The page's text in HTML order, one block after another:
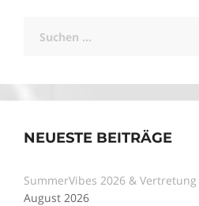
nach:
NEUESTE BEITRÄGE
SummerVibes 2026 & Vertretung
August 2026